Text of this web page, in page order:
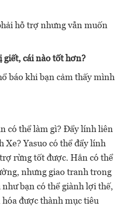
hỗ trợ nhưng vẫn muốn
giết, cái nào tốt hơn?
báo khi bạn cảm thấy mình
có thể làm gì? Đẩy lính liên
Xe? Yasuo có thể đẩy lính
rừng tốt được. Hắn có thể
nhưng giao tranh trong
bạn có thể giành lợi thế,
được thành mục tiêu